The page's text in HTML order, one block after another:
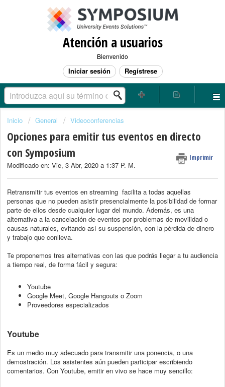
Atención a usuarios
Bienvenido
Iniciar sesión Regístrese
Inicio General Videoconferencias
Opciones para emitir tus eventos en directo
con Symposium
Imprimir
Modificado en: Vie, 3 Abr, 2020 a 1:37 P. M.
Retransmitir tus eventos en streaming facilita a todas aquellas
personas que no pueden asistir presencialmente la posibilidad de formar
parte de ellos desde cualquier lugar del mundo. Además, es una
alternativa a la cancelación de eventos por problemas de movilidad o
causas naturales, evitando así su suspensión, con la pérdida de dinero
y trabajo que conlleva.
Te proponemos tres alternativas con las que podrás llegar a tu audiencia
a tiempo real, de forma fácil y segura:
Youtube
Google Meet, Google Hangouts o Zoom
Proveedores especializados
Youtube
Es un medio muy adecuado para transmitir una ponencia, o una
demostración. Los asistentes aún pueden participar escribiendo
comentarios. Con Youtube, emitir en vivo se hace muy sencillo: